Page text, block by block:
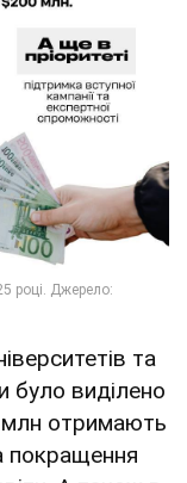
та
було виділено
млн отримають
покращення